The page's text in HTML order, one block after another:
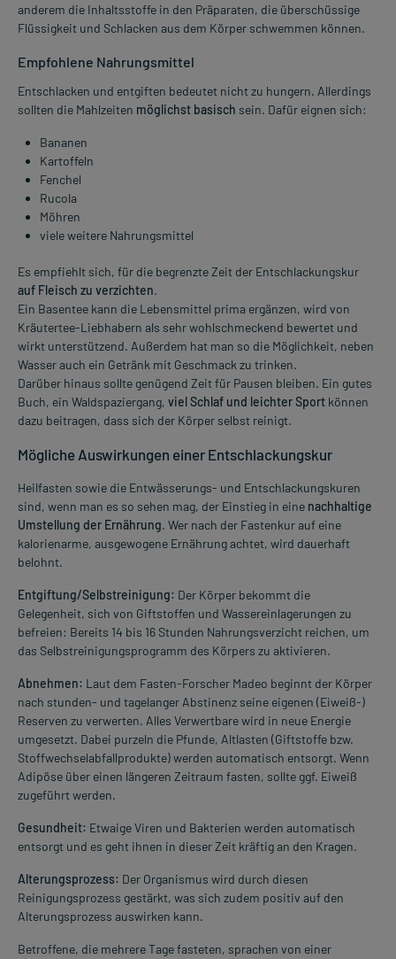
anderem die Inhaltsstoffe in den Präparaten, die überschüssige
Flüssigkeit und Schlacken aus dem Körper schwemmen können.
Empfohlene Nahrungsmittel
Entschlacken und entgiften bedeutet nicht zu hungern. Allerdings
sollten die Mahlzeiten möglichst basisch sein. Dafür eignen sich:
Bananen
Kartoffeln
Fenchel
Rucola
Möhren
viele weitere Nahrungsmittel
Es empfiehlt sich, für die begrenzte Zeit der Entschlackungskur
auf Fleisch zu verzichten.
Ein Basentee kann die Lebensmittel prima ergänzen, wird von
Kräutertee-Liebhabern als sehr wohlschmeckend bewertet und
wirkt unterstützend. Außerdem hat man so die Möglichkeit, neben
Wasser auch ein Getränk mit Geschmack zu trinken.
Darüber hinaus sollte genügend Zeit für Pausen bleiben. Ein gutes
Buch, ein Waldspaziergang, viel Schlaf und leichter Sport können
dazu beitragen, dass sich der Körper selbst reinigt.
Mögliche Auswirkungen einer Entschlackungskur
Heilfasten sowie die Entwässerungs- und Entschlackungskuren
sind, wenn man es so sehen mag, der Einstieg in eine nachhaltige
Umstellung der Ernährung. Wer nach der Fastenkur auf eine
kalorienarme, ausgewogene Ernährung achtet, wird dauerhaft
belohnt.
Entgiftung/Selbstreinigung: Der Körper bekommt die
Gelegenheit, sich von Giftstoffen und Wassereinlagerungen zu
befreien: Bereits 14 bis 16 Stunden Nahrungsverzicht reichen, um
das Selbstreinigungsprogramm des Körpers zu aktivieren.
Abnehmen: Laut dem Fasten-Forscher Madeo beginnt der Körper
nach stunden- und tagelanger Abstinenz seine eigenen (Eiweiß-)
Reserven zu verwerten. Alles Verwertbare wird in neue Energie
umgesetzt. Dabei purzeln die Pfunde, Altlasten (Giftstoffe bzw.
Stoffwechselabfallprodukte) werden automatisch entsorgt. Wenn
Adipöse über einen längeren Zeitraum fasten, sollte ggf. Eiweiß
zugeführt werden.
Gesundheit: Etwaige Viren und Bakterien werden automatisch
entsorgt und es geht ihnen in dieser Zeit kräftig an den Kragen.
Alterungsprozess: Der Organismus wird durch diesen
Reinigungsprozess gestärkt, was sich zudem positiv auf den
Alterungsprozess auswirken kann.
Betroffene, die mehrere Tage fasteten, sprachen von einer